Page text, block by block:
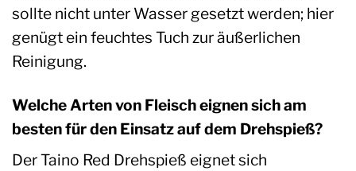
sollte nicht unter Wasser gesetzt werden; hier
genügt ein feuchtes Tuch zur äußerlichen
Reinigung.
Welche Arten von Fleisch eignen sich am
besten für den Einsatz auf dem Drehspieß?
Der Taino Red Drehspieß eignet sich